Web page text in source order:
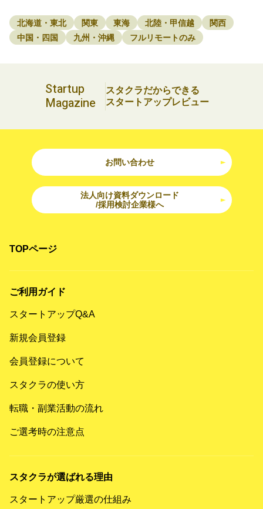
北海道・東北 関東 東海 北陸・甲信越
関西
中国・四国
九州・沖縄 フルリモートのみ
Startup
Magazine
スタクラだからできる
スタートアップレビュー
お問い合わせ
法人向け資料ダウンロード
/採用検討企業様へ
TOPページ
ご利用ガイド
スタートアップQ&A
新規会員登録
会員登録について
スタクラの使い方
転職・副業活動の流れ
ご選考時の注意点
スタクラが選ばれる理由
スタートアップ厳選の仕組み